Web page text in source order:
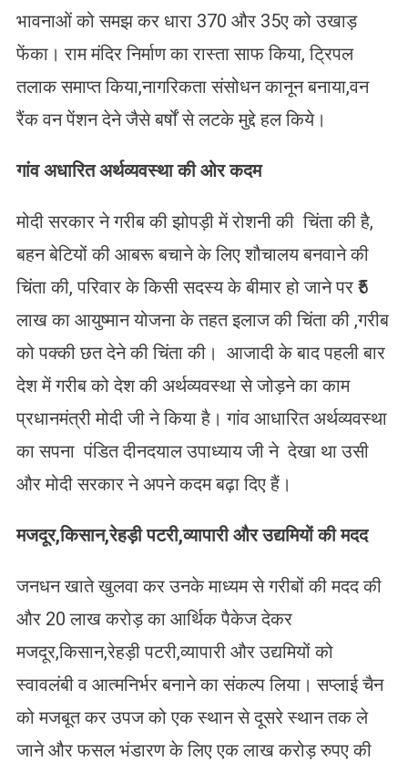
भावनाओं को समझ कर धारा 370 और 35ए को उखाड़
फेंका। राम मंदिर निर्माण का रास्ता साफ किया, ट्रिपल
तलाक समाप्त किया,नागरिकता संसोधन कानून बनाया,वन
रैंक वन पेंशन देने जैसे बर्षों से लटके मुद्दे हल किये।
गांव अधारित अर्थव्यवस्था की ओर कदम
मोदी सरकार ने गरीब की झोपड़ी में रोशनी की चिंता की है,
बहन बेटियों की आबरू बचाने के लिए शौचालय बनवाने की
चिंता की, परिवार के किसी सदस्य के बीमार हो जाने पर ₹5
लाख का आयुष्मान योजना के तहत इलाज की चिंता की ,गरीब
को पक्की छत देने की चिंता की। आजादी के बाद पहली बार
देश में गरीब को देश की अर्थव्यवस्था से जोड़ने का काम
प्रधानमंत्री मोदी जी ने किया है। गांव आधारित अर्थव्यवस्था
का सपना पंडित दीनदयाल उपाध्याय जी ने देखा था उसी
और मोदी सरकार ने अपने कदम बढ़ा दिए हैं।
मजदूर,किसान,रेहड़ी पटरी,व्यापारी और उद्यमियों की मदद
जनधन खाते खुलवा कर उनके माध्यम से गरीबों की मदद की
और 20 लाख करोड़ का आर्थिक पैकेज देकर
मजदूर,किसान,रेहड़ी पटरी,व्यापारी और उद्यमियों को
स्वावलंबी व आत्मनिर्भर बनाने का संकल्प लिया। सप्लाई चैन
को मजबूत कर उपज को एक स्थान से दूसरे स्थान तक ले
जाने और फसल भंडारण के लिए एक लाख करोड़ रुपए की